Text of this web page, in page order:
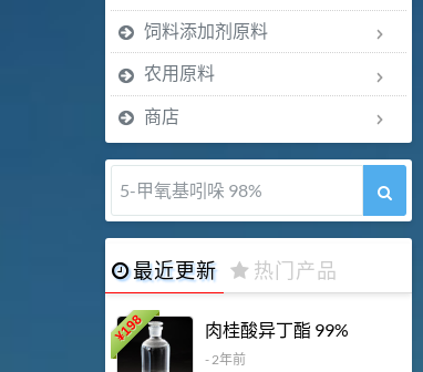
饲料添加剂原料
农用原料
商店
5-甲氧基吲哚 98%
最近更新 热门产品
¥
198 肉桂酸异丁酯 99%
- 2年前